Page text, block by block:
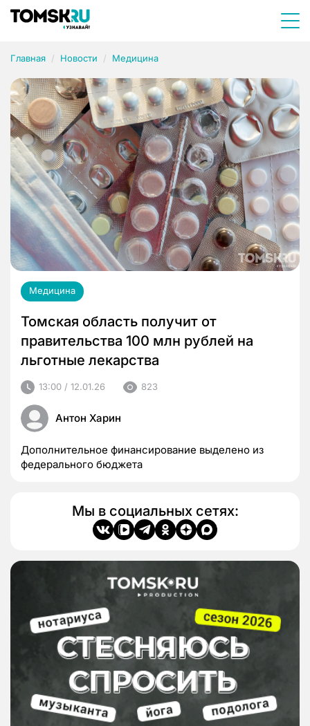
Главная Новости Медицина
Медицина
Томская область получит от
правительства 100 млн рублей на
льготные лекарства
13:00 / 12.01.26 823
Антон Харин
Дополнительное финансирование выделено из
федерального бюджета
Мы в социальных сетях: